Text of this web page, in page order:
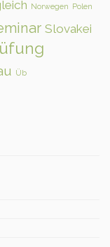
Norwegen Polen
Slovakei
Üb